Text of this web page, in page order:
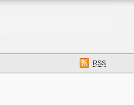
RSS